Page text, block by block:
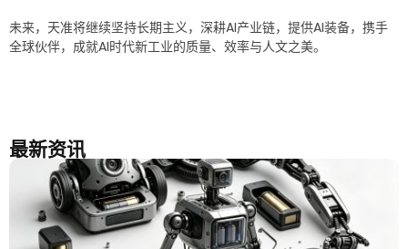
未来，天准将继续坚持长期主义，深耕AI产业链，提供AI装备，携手
全球伙伴，成就AI时代新工业的质量、效率与人文之美。
最新资讯